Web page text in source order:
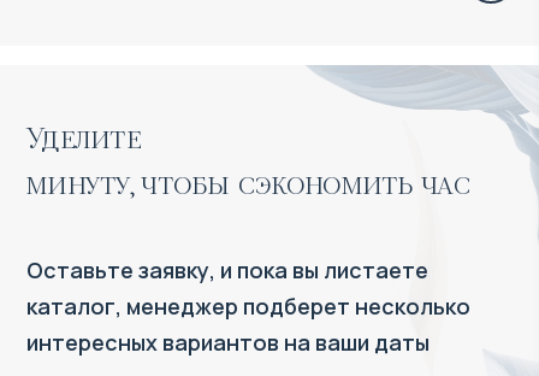
Уделите
минуту, чтобы сэкономить час
Оставьте заявку, и пока вы листаете
каталог, менеджер подберет несколько
интересных вариантов на ваши даты